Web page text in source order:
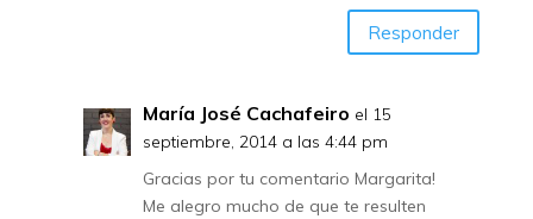
Responder
María José Cachafeiro el 15
septiembre, 2014 a las 4:44 pm
Gracias por tu comentario Margarita!
Me alegro mucho de que te resulten